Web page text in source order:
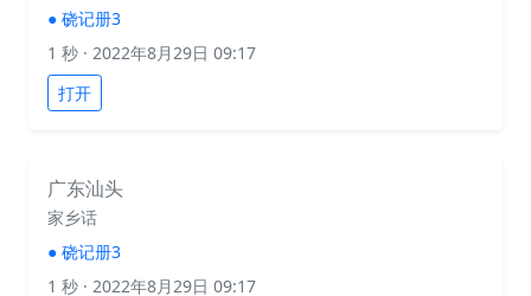
● 硗记册3
1 秒 · 2022年8月29日 09:17
打开
广东汕头
家乡话
● 硗记册3
1 秒 · 2022年8月29日 09:17